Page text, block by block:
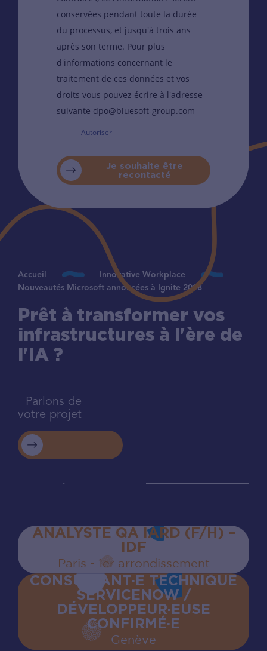
conservées pendant toute la durée
du processus, et jusqu'à trois ans
après son terme. Pour plus
d'informations concernant le
traitement de ces données et vos
droits vous pouvez écrire à l'adresse
suivante dpo@bluesoft-group.com
Autoriser
Je souhaite être
recontacté
Accueil
Innovative Workplace
Nouveautés Microsoft annoncées à Ignite 2018
Prêt à transformer vos
infrastructures à l'ère de
l'IA ?
Parlons de
votre projet
ANALYSTE QA IARD (F/H) –
IDF
Paris - 1er arrondissement
CONSULTANT·E TECHNIQUE
SERVICENOW /
DÉVELOPPEUR·EUSE
CONFIRMÉ·E
Genève